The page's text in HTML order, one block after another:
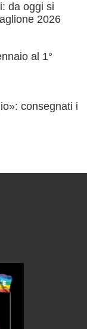
da oggi si
2026
al 1°
consegnati i